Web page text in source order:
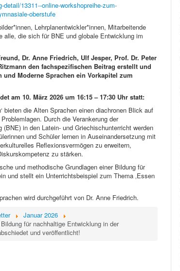
13311--online-workshopreihe-zum-
oberstufe
Lehrplanentwickler*innen, Mitarbeitende
alle, die sich für BNE und globale Entwicklung im
Dr. Anne Friedrich, Ulf Jesper, Prof. Dr. Peter
den fachspezifischen Beitrag erstellt und
Moderne Sprachen ein Vorkapitel zum
am 10. März 2026 um 16:15 – 17:30 Uhr statt:
bieten die Alten Sprachen einen diachronen Blick auf
Durch die Verankerung der
in den Latein- und Griechischunterricht werden
und Schüler lernen in Auseinandersetzung mit
Reflexionsvermögen zu erweitern,
zu stärken.
und methodische Grundlagen einer Bildung für
und stellt ein Unterrichtsbeispiel zum Thema ‚Essen
wird durchgeführt von Dr. Anne Friedrich.
Januar 2026
für nachhaltige Entwicklung in der
und veröffentlicht!